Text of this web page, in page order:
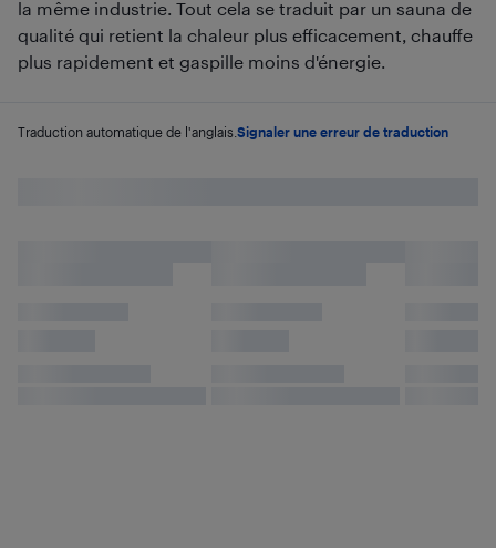
la même industrie. Tout cela se traduit par un sauna de
qualité qui retient la chaleur plus efficacement, chauffe
plus rapidement et gaspille moins d'énergie.
Traduction automatique de l'anglais. Signaler une erreur de traduction